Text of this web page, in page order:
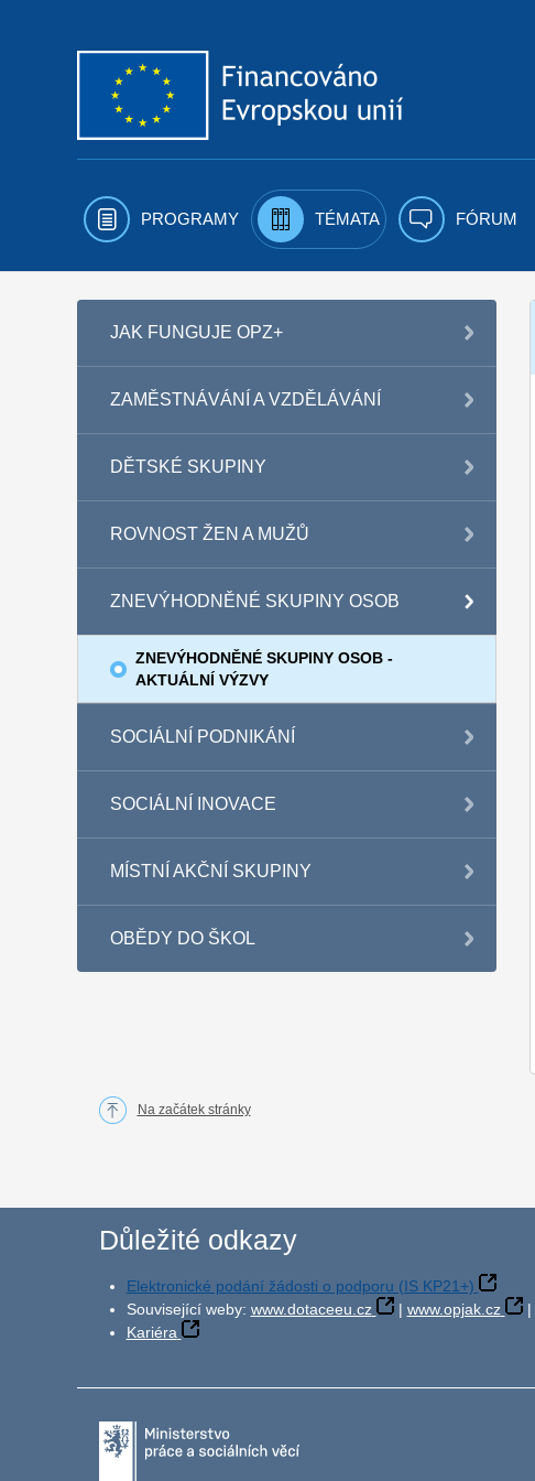
PROGRAMY TÉMATA FÓRUM
JAK FUNGUJE OPZ+
ZAMĚSTNÁVÁNÍ A VZDĚLÁVÁNÍ
DĚTSKÉ SKUPINY
ROVNOST ŽEN A MUŽŮ
ZNEVÝHODNĚNÉ SKUPINY OSOB
ZNEVÝHODNĚNÉ SKUPINY OSOB -
AKTUÁLNÍ VÝZVY
SOCIÁLNÍ PODNIKÁNÍ
SOCIÁLNÍ INOVACE
MÍSTNÍ AKČNÍ SKUPINY
OBĚDY DO ŠKOL
Na začátek stránky
Důležité odkazy
Elektronické podání žádosti o podporu (IS KP21+)
Související weby: www.dotaceeu.cz | www.opjak.cz |
Kariéra